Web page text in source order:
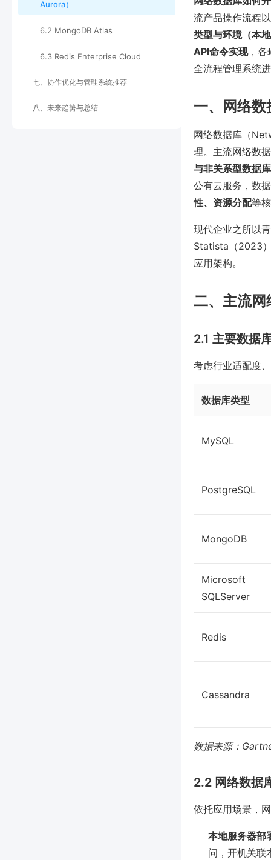
Aurora）
6.2 MongoDB Atlas
6.3 Redis Enterprise Cloud
七、协作优化与管理系统推荐
八、未来趋势与总结
流产品操作流程
类型与环境（本
API命令实现，各
全流程管理系统
一、网络
网络数据库（
理。主流网络数
与非关系型数据
公有云服务，数
性、资源分配等
现代企业之所以
Statista（2023
应用架构。
二、主流网
2.1 主要数据
考虑行业适配度
数据库类型
MySQL
PostgreSQL
MongoDB
Microsoft
SQLServer
Redis
Cassandra
数据来源：
2.2 网络数据
依托应用场景，
本地服务器部
问，开机关联